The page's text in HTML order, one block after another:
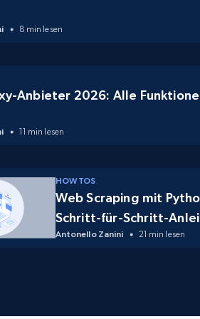
8 min lesen
Anbieter 2026: Alle
11 min lesen
HOW TOS
Web Scraping mit
Schritt-für-Schritt-
Antonello Zanini 21 min lesen